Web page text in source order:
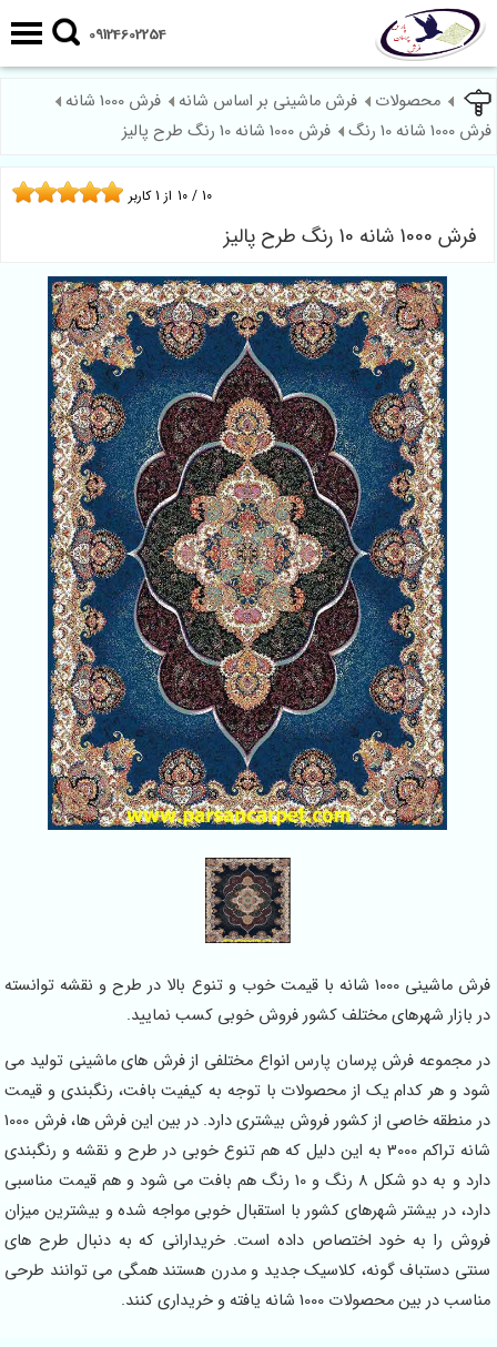
09124602254
محصولات فرش ماشینی بر اساس شانه
فرش 1000 شانه
فرش 1000 شانه 10 رنگ
فرش 1000 شانه 10 رنگ طرح پالیز
فرش 1000 شانه 10 رنگ طرح پالیز
10 / 10 از 1کاربر
فرش ماشینی 1000 شانه با قیمت خوب و تنوع بالا در طرح و نقشه توانسته
در بازار شهرهای مختلف کشور فروش خوبی کسب نمایید.
در مجموعه فرش پرسان پارس انواع مختلفی از فرش های ماشینی تولید می
شود و هر کدام یک از محصولات با توجه به کیفیت بافت، رنگبندی و قیمت
در منطقه خاصی از کشور فروش بیشتری دارد. در بین این فرش ها، فرش 1000
شانه تراکم 3000 به این دلیل که هم تنوع خوبی در طرح و نقشه و رنگبندی
دارد و به دو شکل 8 رنگ و 10 رنگ هم بافت می شود و هم قیمت مناسبی
دارد، در بیشتر شهرهای کشور با استقبال خوبی مواجه شده و بیشترین میزان
فروش را به خود اختصاص داده است. خریدارانی که به دنبال طرح های
سنتی دستباف گونه، کلاسیک جدید و مدرن هستند همگی می توانند طرحی
مناسب در بین محصولات 1000 شانه یافته و خریداری کنند.